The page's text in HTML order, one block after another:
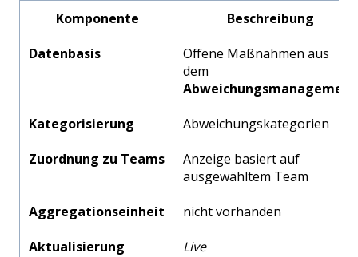
Komponente
Beschreibung
Datenbasis
Offene Maßnahmen aus
dem
Abweichungsmanagement
Kategorisierung
Abweichungskategorien
Zuordnung zu Teams
Anzeige basiert auf
ausgewähltem Team
Aggregationseinheit
nicht vorhanden
Aktualisierung
Live